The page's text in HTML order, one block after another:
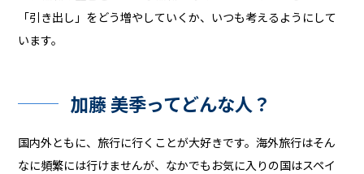
「引き出し」をどう増やしていくか、いつも考えるようにして
います。
加藤 美季ってどんな人？
国内外ともに、旅行に行くことが大好きです。海外旅行はそん
なに頻繁には行けませんが、なかでもお気に入りの国はスペイ